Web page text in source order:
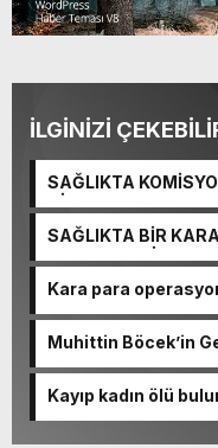
İLGİNİZİ
SAĞLIKTA
NİHAT URUÇ VE
VURGUNU!
SAĞLIKTA BİR
MERKEZLERİ VE
Kara para
Muhittin Böcek’in
Kayıp kadın ölü